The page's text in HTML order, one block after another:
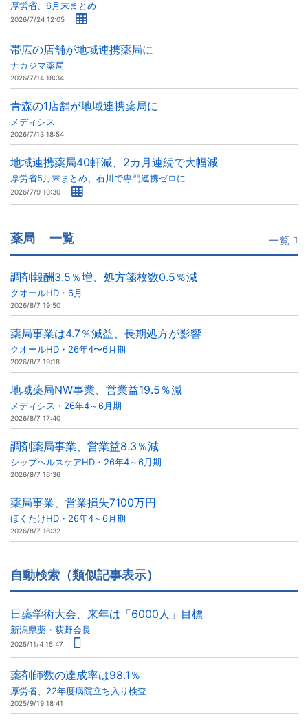
厚労省、6月末まとめ
2026/7/24 12:05
帯広の店舗が地域連携薬局に
ナカジマ薬局
2026/7/14 18:34
青森の1店舗が地域連携薬局に
メディシス
2026/7/13 18:54
地域連携薬局40軒減、2カ月連続で大幅減
厚労省5月末まとめ、石川で専門連携ゼロに
2026/7/9 10:30
薬局 一覧 一覧
調剤報酬3.5％増、処方箋枚数0.5％減
クオールHD・6月
2026/8/7 19:50
薬局事業は4.7％減益、長期処方が影響
クオールHD・26年4〜6月期
2026/8/7 19:18
地域薬局NW事業、営業益19.5％減
メディシス・26年4～6月期
2026/8/7 17:40
調剤薬局事業、営業益8.3％減
シップヘルスケアHD・26年4～6月期
2026/8/7 16:36
薬局事業、営業損失7100万円
ほくたけHD・26年4～6月期
2026/8/7 16:32
自動検索（類似記事表示）
日薬学術大会、来年は「6000人」目標
新潟県薬・荻野会長
2025/11/4 15:47
薬剤師数の達成率は98.1％
厚労省、22年度病院立ち入り検査
2025/9/19 18:41